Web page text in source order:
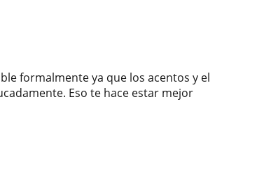
formalmente ya que los acentos y el
Eso te hace estar mejor